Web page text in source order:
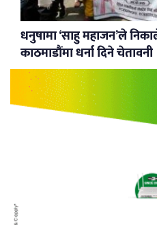
धनुषामा ‘साहु महाजन’ले
काठमाडौंमा धर्ना दिने चेतावनी